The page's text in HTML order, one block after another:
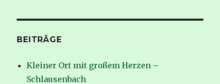
BEITRÄGE
Kleiner Ort mit großem Herzen –
Schlausenbach